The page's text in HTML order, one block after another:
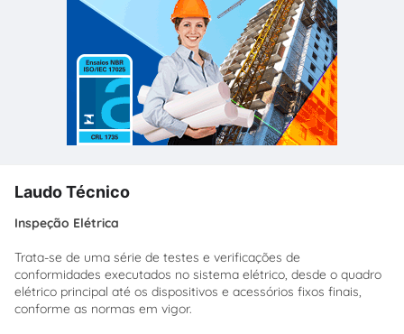
Laudo Técnico
Inspeção Elétrica
Trata-se de uma série de testes e verificações de
conformidades executados no sistema elétrico, desde o quadro
elétrico principal até os dispositivos e acessórios fixos finais,
conforme as normas em vigor.